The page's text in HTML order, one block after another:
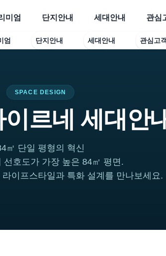
미엄
엄
단지안내
단지안내
세대안내
세대안내
관심
관심고
SPACE DESIGN
르네 세대안
㎡ 단일 평형의 혁신
선호도가 가장 높은 84㎡ 평면.
이프스타일과 특화 설계를 만나보세요.